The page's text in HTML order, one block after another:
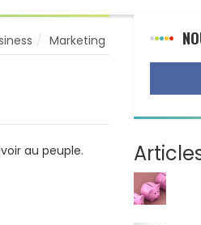
Marketing
au peuple.